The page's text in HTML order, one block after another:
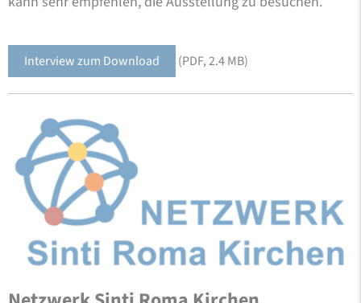
Interview zum Download (PDF, 2.4 MB)